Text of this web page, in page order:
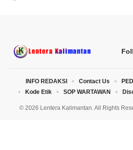
© 2026 Lentera Kalimantan. All Rights
INFO REDAKSI Contact Us
Kode Etik
SOP WARTAWAN